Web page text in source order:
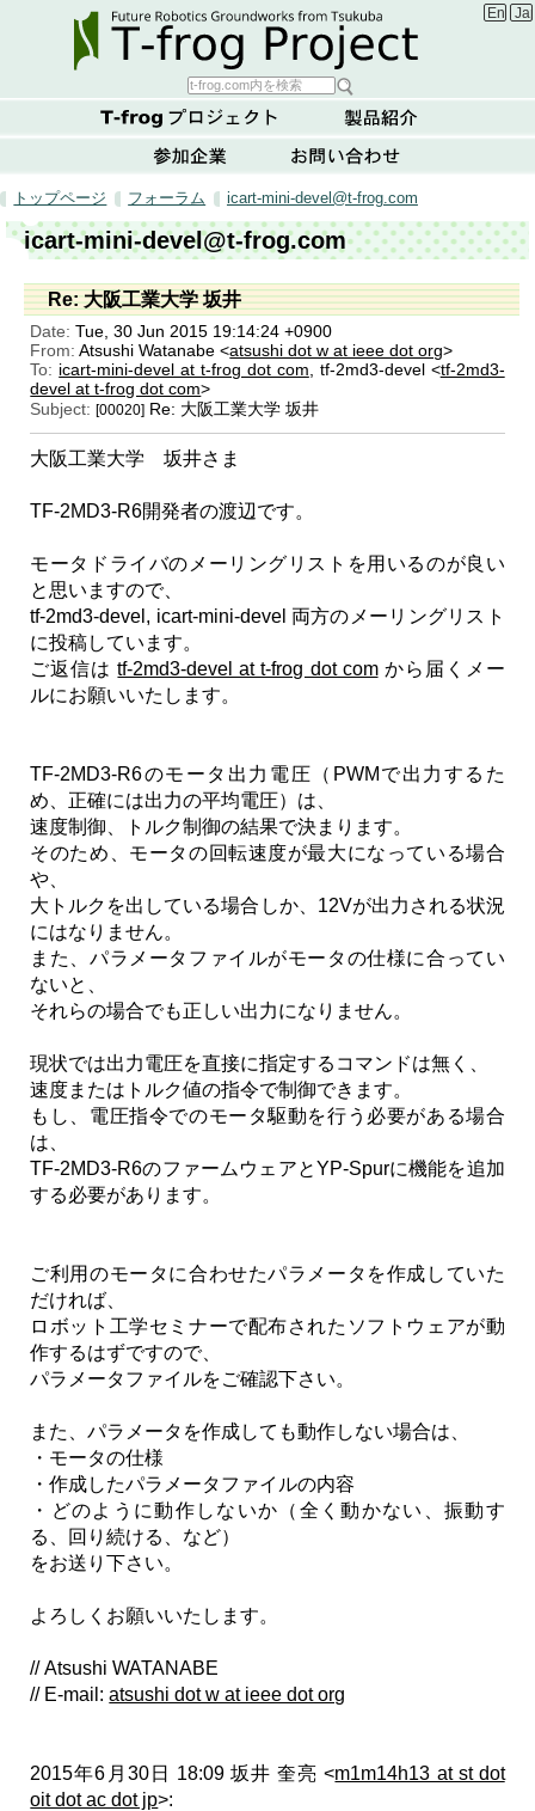
トップページ フォーラム icart-mini-devel@t-frog.com
icart-mini-devel@t-frog.com
Re: 大阪工業大学 坂井
Date:Tue, 30 Jun 2015 19:14:24 +0900
From:Atsushi Watanabe <atsushi dot w at ieee dot org>
To: icart-mini-devel at t-frog dot com , tf-2md3-devel <tf-2md3-
devel at t-frog dot com>
Subject:[00020] Re: 大阪工業大学 坂井
大阪工業大学 坂井さま
TF-2MD3-R6開発者の渡辺です。
モータドライバのメーリングリストを用いるのが良い
と思いますので、
tf-2md3-devel, icart-mini-devel 両方のメーリングリスト
に投稿しています。
ご返信はtf-2md3-devel at t-frog dot comから届くメー
ルにお願いいたします。
TF-2MD3-R6のモータ出力電圧（PWMで出力するた
め、正確には出力の平均電圧）は、
速度制御、トルク制御の結果で決まります。
そのため、モータの回転速度が最大になっている場合
や、
大トルクを出している場合しか、12Vが出力される状況
にはなりません。
また、パラメータファイルがモータの仕様に合ってい
ないと、
それらの場合でも正しい出力になりません。
現状では出力電圧を直接に指定するコマンドは無く、
速度またはトルク値の指令で制御できます。
もし、電圧指令でのモータ駆動を行う必要がある場合
は、
TF-2MD3-R6のファームウェアとYP-Spurに機能を追加
する必要があります。
ご利用のモータに合わせたパラメータを作成していた
だければ、
ロボット工学セミナーで配布されたソフトウェアが動
作するはずですので、
パラメータファイルをご確認下さい。
また、パラメータを作成しても動作しない場合は、
・モータの仕様
・作成したパラメータファイルの内容
・どのように動作しないか（全く動かない、振動す
る、回り続ける、など）
をお送り下さい。
よろしくお願いいたします。
// Atsushi WATANABE
// E-mail:atsushi dot w at ieee dot org
2015年6月30日 18:09 坂井 奎亮 <m1m14h13 at st dot
oit dot ac dot jp>: